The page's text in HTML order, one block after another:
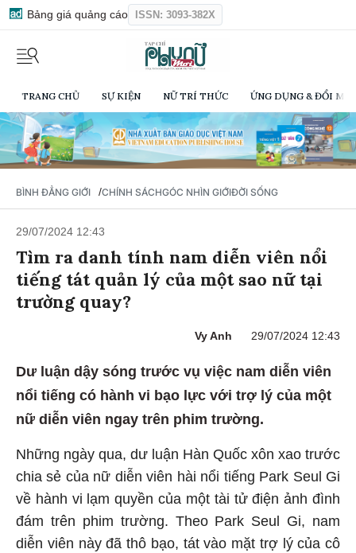
Bảng giá quảng cáo ISSN: 3093-382X
TRANG CHỦ SỰ KIỆN NỮ TRÍ THỨC ỨNG DỤNG & ĐỔI
BÌNH ĐẲNG GIỚI /CHÍNH SÁCHGÓC NHÌN GIỚIĐỜI SỐNG
29/07/2024 12:43
Tìm ra danh tính nam diễn viên nổi
tiếng tát quản lý của một sao nữ tại
trường quay?
Vy Anh 29/07/2024 12:43
Dư luận dậy sóng trước vụ việc nam diễn viên
nổi tiếng có hành vi bạo lực với trợ lý của một
nữ diễn viên ngay trên phim trường.
Những ngày qua, dư luận Hàn Quốc xôn xao trước
chia sẻ của nữ diễn viên hài nổi tiếng Park Seul Gi
về hành vi lạm quyền của một tài tử điện ảnh đình
đám trên phim trường. Theo Park Seul Gi, nam
diễn viên này đã thô bạo, tát vào mặt trợ lý của cô